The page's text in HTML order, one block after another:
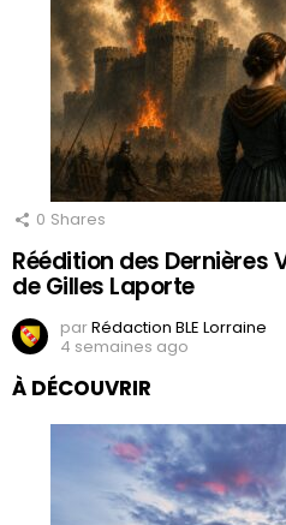
0 Shares
Réédition des Dernières
de Gilles Laporte
parRédaction BLE Lorraine
4 semaines ago
À DÉCOUVRIR